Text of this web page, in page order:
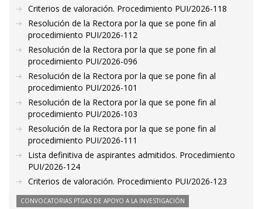
Criterios de valoración. Procedimiento PUI/2026-118
Resolución de la Rectora por la que se pone fin al
procedimiento PUI/2026-112
Resolución de la Rectora por la que se pone fin al
procedimiento PUI/2026-096
Resolución de la Rectora por la que se pone fin al
procedimiento PUI/2026-101
Resolución de la Rectora por la que se pone fin al
procedimiento PUI/2026-103
Resolución de la Rectora por la que se pone fin al
procedimiento PUI/2026-111
Lista definitiva de aspirantes admitidos. Procedimiento
PUI/2026-124
Criterios de valoración. Procedimiento PUI/2026-123
CONVOCATORIAS PTGAS DE APOYO A LA INVESTIGACIÓN